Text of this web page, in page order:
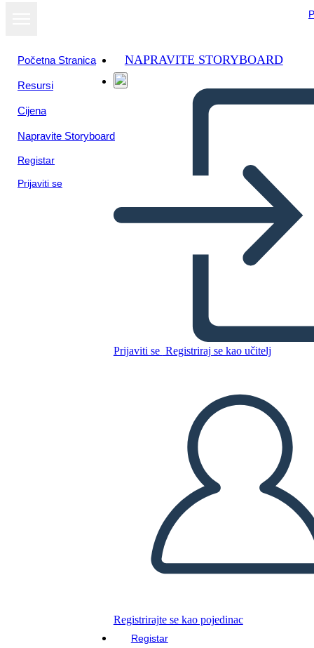
Početna Stranica
Resursi
Cijena
Napravite Storyboard
Registar
Prijaviti se
NAPRAVITE STORYBOARD
Prijaviti se Registriraj se kao učitelj
Registrirajte se kao pojedinac
Registar
Superviviente
IZRADITE PLOČU SCENARIJA
REPRODUCIRAJ DIJAPROJEKCIJU
ČITAJ MI